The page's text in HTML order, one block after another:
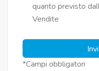
quanto previsto
Vendite
*Campi obbligatori